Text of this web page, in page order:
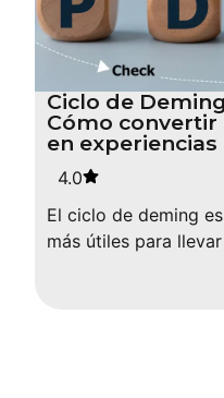
Ciclo de
Cómo
en experiencias
4.0
El ciclo de deming
más útiles para